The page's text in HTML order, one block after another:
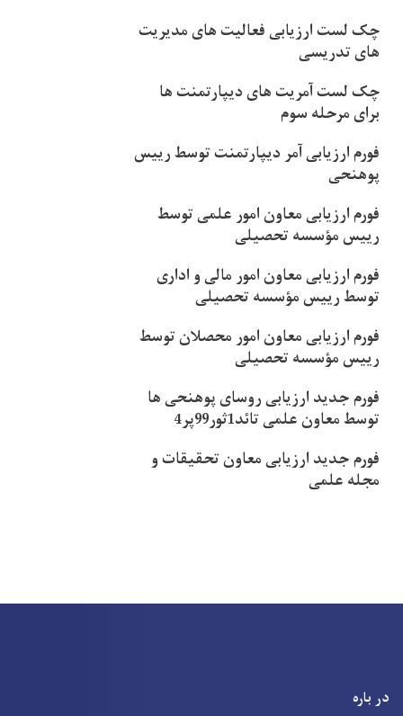
چک لست ارزیابی فعالیت های مدیریت
های تدریسی
چک لست آمریت های دیپارتمنت ها
برای مرحله سوم
فورم ارزیابی آمر دیپارتمنت توسط رییس
پوهنحی
فورم ارزیابی معاون امور علمی توسط
رییس مؤسسه تحصیلی
فورم ارزیابی معاون امور مالی و اداری
توسط رییس مؤسسه تحصیلی
فورم ارزیابی معاون امور محصلان توسط
رییس مؤسسه تحصیلی
فورم جدید ارزیابی روسای پوهنحی ها
توسط معاون علمی تائد1ثور99پر4
فورم جدید ارزیابی معاون تحقیقات و
مجله علمی
در باره